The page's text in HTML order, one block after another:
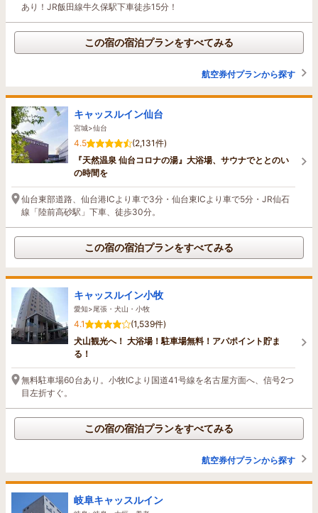
あり！JR飯田線牛久保駅下車徒歩15分！
この宿の宿泊プランをすべてみる
航空券付プランから探す
キャッスルイン仙台
宮城>仙台
4.5
(2,131件)
『天然温泉 仙台コロナの湯』大浴場、サウナでととのい
の時間を
仙台東部道路、仙台港ICより車で3分・仙台東ICより車で5分・JR仙石
線「陸前高砂駅」下車、徒歩30分。
この宿の宿泊プランをすべてみる
キャッスルイン小牧
愛知>尾張・犬山・小牧
4.1
(1,539件)
犬山観光へ！ 大浴場！駐車場無料！アパポイント貯ま
る！
無料駐車場60台あり。小牧ICより国道41号線を名古屋方面へ、信号2つ
目左折すぐ。
この宿の宿泊プランをすべてみる
航空券付プランから探す
岐阜キャッスルイン